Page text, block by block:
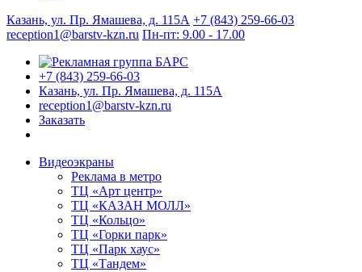
Казань, ул. Пр. Ямашева, д. 115А +7 (843) 259-66-03
reception1@barstv-kzn.ru Пн-пт: 9.00 - 17.00
+7 (843) 259-66-03
Казань, ул. Пр. Ямашева, д. 115А
reception1@barstv-kzn.ru
Заказать
Видеоэкраны
Реклама в метро
ТЦ «Арт центр»
ТЦ «КАЗАН МОЛЛ»
ТЦ «Кольцо»
ТЦ «Горки парк»
ТЦ «Парк хаус»
ТЦ «Тандем»